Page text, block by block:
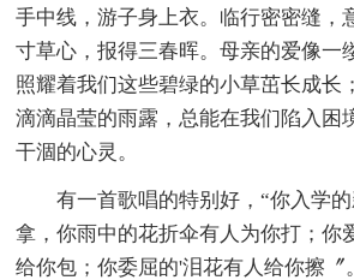
手中线，游子身上衣。临行密密缝，
寸草心，报得三春晖。母亲的爱像一
照耀着我们这些碧绿的小草茁长成长
滴滴晶莹的雨露，总能在我们陷入困
干涸的心灵。
有一首歌唱的特别好，“你入学的
拿，你雨中的花折伞有人为你打；你
给你包；你委屈的'泪花有人给你擦〞